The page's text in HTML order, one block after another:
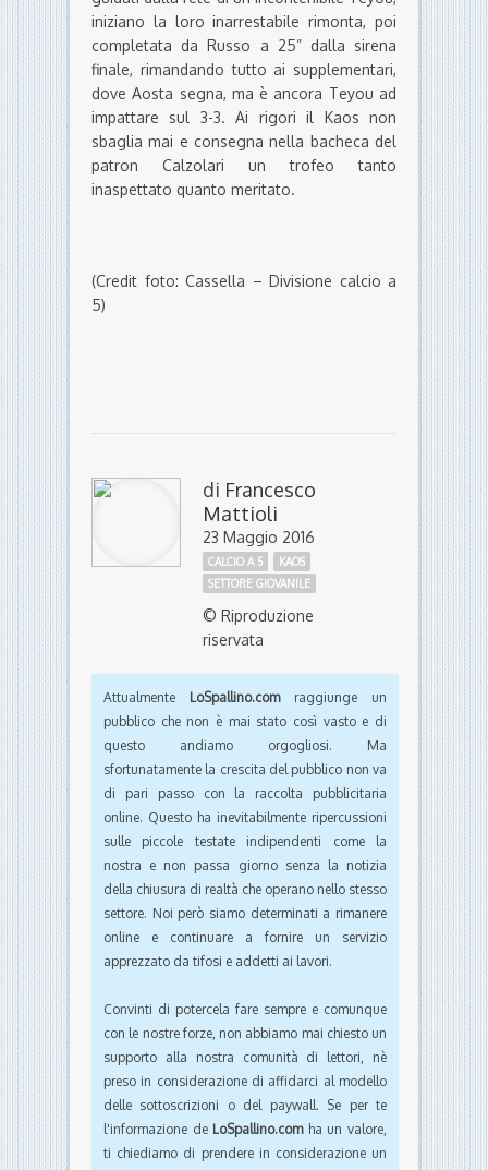
iniziano la loro inarrestabile rimonta, poi
completata da Russo a 25” dalla sirena
finale, rimandando tutto ai supplementari,
dove Aosta segna, ma è ancora Teyou ad
impattare sul 3-3. Ai rigori il Kaos non
sbaglia mai e consegna nella bacheca del
patron Calzolari un trofeo tanto
inaspettato quanto meritato.
(Credit foto: Cassella – Divisione calcio a
5)
di Francesco
Mattioli
23 Maggio 2016
CALCIO A 5
KAOS
SETTORE GIOVANILE
© Riproduzione
riservata
Attualmente LoSpallino.comraggiunge un
pubblico che non è mai stato così vasto e di
questo andiamo orgogliosi. Ma
sfortunatamente la crescita del pubblico non va
di pari passo con la raccolta pubblicitaria
online. Questo ha inevitabilmente ripercussioni
sulle piccole testate indipendenti come la
nostra e non passa giorno senza la notizia
della chiusura di realtà che operano nello stesso
settore. Noi però siamo determinati a rimanere
online e continuare a fornire un servizio
apprezzato da tifosi e addetti ai lavori.
Convinti di potercela fare sempre e comunque
con le nostre forze, non abbiamo mai chiesto un
supporto alla nostra comunità di lettori, nè
preso in considerazione di affidarci al modello
delle sottoscrizioni o del paywall. Se per te
l'informazione de LoSpallino.comha un valore,
ti chiediamo di prendere in considerazione un